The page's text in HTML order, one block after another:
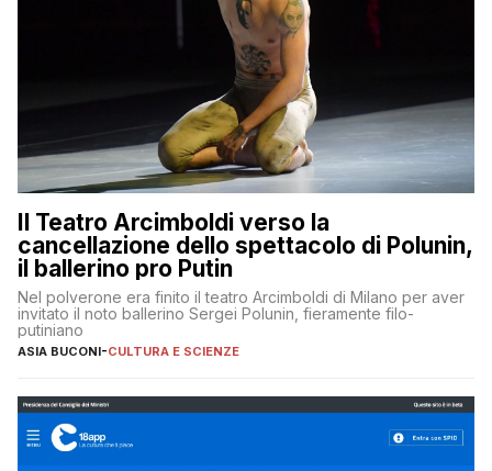
Il Teatro Arcimboldi verso la
cancellazione dello spettacolo di Polunin,
il ballerino pro Putin
Nel polverone era finito il teatro Arcimboldi di Milano per aver
invitato il noto ballerino Sergei Polunin, fieramente filo-
putiniano
ASIA BUCONI-CULTURA E SCIENZE